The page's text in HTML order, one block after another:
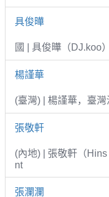
具俊曄
國 | 具俊曄（DJ.koo）
楊謹華
(臺灣) | 楊謹華，臺
張敬軒
(內地) | 張敬軒（
nt
張瀾瀾